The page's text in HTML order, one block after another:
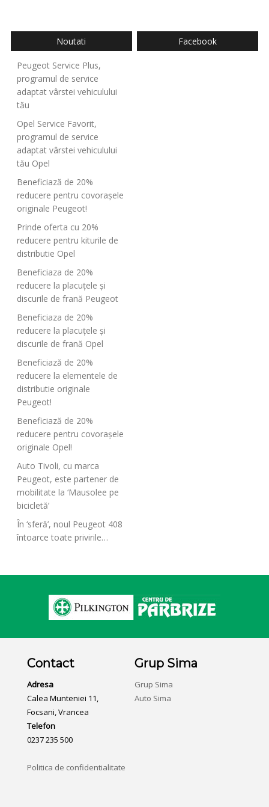
Noutati
Peugeot Service Plus,
programul de service
adaptat vârstei vehiculului
tău
Opel Service Favorit,
programul de service
adaptat vârstei vehiculului
tău Opel
Beneficiază de 20%
reducere pentru covorașele
originale Peugeot!
Prinde oferta cu 20%
reducere pentru kiturile de
distributie Opel
Beneficiaza de 20%
reducere la placuțele și
discurile de frană Peugeot
Beneficiaza de 20%
reducere la placuțele și
discurile de frană Opel
Beneficiază de 20%
reducere la elementele de
distributie originale
Peugeot!
Beneficiază de 20%
reducere pentru covorașele
originale Opel!
Auto Tivoli, cu marca
Peugeot, este partener de
mobilitate la ‘Mausolee pe
bicicletă’
În ‘sferă’, noul Peugeot 408
întoarce toate privirile…
Facebook
Contact
Adresa
Calea Munteniei 11,
Focsani, Vrancea
Telefon
0237 235 500
Politica de confidentialitate
Grup Sima
Grup Sima
Auto Sima